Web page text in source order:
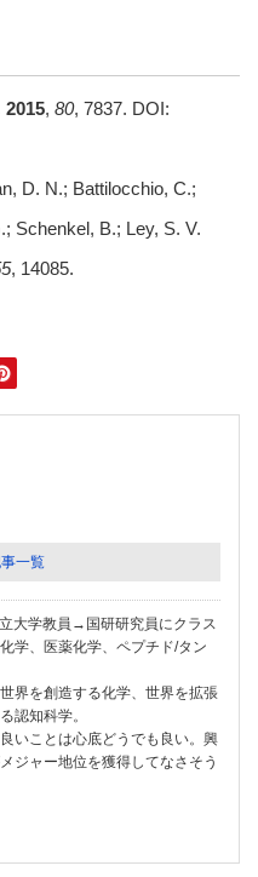
2015, 80, 7837. DOI:
D. N.; Battilocchio, C.;
Schenkel, B.; Ley, S. V.
, 14085.
一覧
大学教員→国研研究員にクラス
学、医薬化学、ペプチド/タン
界を創造する化学、世界を拡張
認知科学。
いことは心底どうでも良い。興
ジャー地位を獲得してなさそう